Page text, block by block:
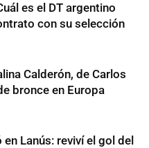
es el DT argentino
con su selección
Calderón, de Carlos
bronce en Europa
Lanús: reviví el gol del